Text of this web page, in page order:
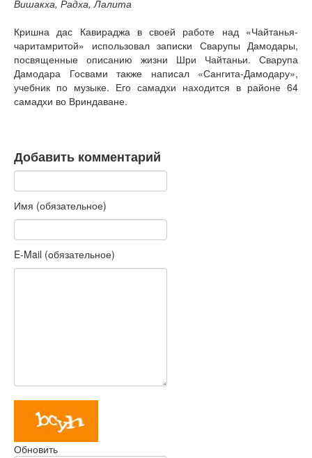
Вишакха, Радха, Лалита
Кришна дас Кавираджа в своей работе над «Чайтанья-
чаритамритой» использовал записки Сварупы Дамодары,
посвященные описанию жизни Шри Чайтаньи. Сварупа
Дамодара Госвами также написал «Сангита-Дамодару»,
учебник по музыке. Его самадхи находится в районе 64
самадхи во Вриндаване.
Добавить комментарий
Имя (обязательное)
E-Mail (обязательное)
Обновить